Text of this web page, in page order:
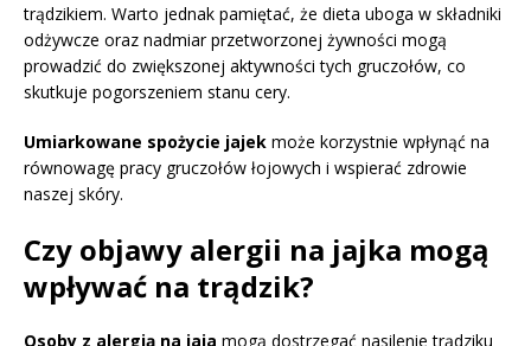
trądzikiem. Warto jednak pamiętać, że dieta uboga w składniki
odżywcze oraz nadmiar przetworzonej żywności mogą
prowadzić do zwiększonej aktywności tych gruczołów, co
skutkuje pogorszeniem stanu cery.
Umiarkowane spożycie jajek może korzystnie wpłynąć na
równowagę pracy gruczołów łojowych i wspierać zdrowie
naszej skóry.
Czy objawy alergii na jajka mogą
wpływać na trądzik?
Osoby z alergią na jaja mogą dostrzegać nasilenie trądziku